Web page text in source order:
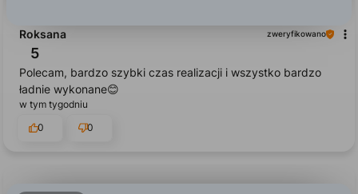
Roksana zweryfikowano
5
Polecam, bardzo szybki czas realizacji i wszystko bardzo
ładnie wykonane😊
w tym tygodniu
0
0